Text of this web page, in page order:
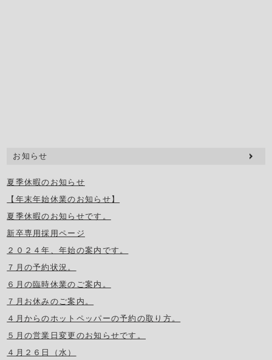
お知らせ
夏季休暇のお知らせ
【年末年始休業のお知らせ】
夏季休暇のお知らせです。
新卒専用採用ページ
２０２４年、年始の案内です。
７月の予約状況。
６月の臨時休業のご案内。
７月お休みのご案内。
４月からのホットペッパーの予約の取り方。
５月の営業日変更のお知らせです。
４月２６日（水）